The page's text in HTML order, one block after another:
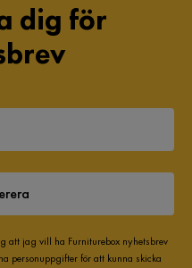
Längsbäddad
dig för
att jag vill ha Furniturebox nyhetsbrev
personuppgifter för att kunna skicka